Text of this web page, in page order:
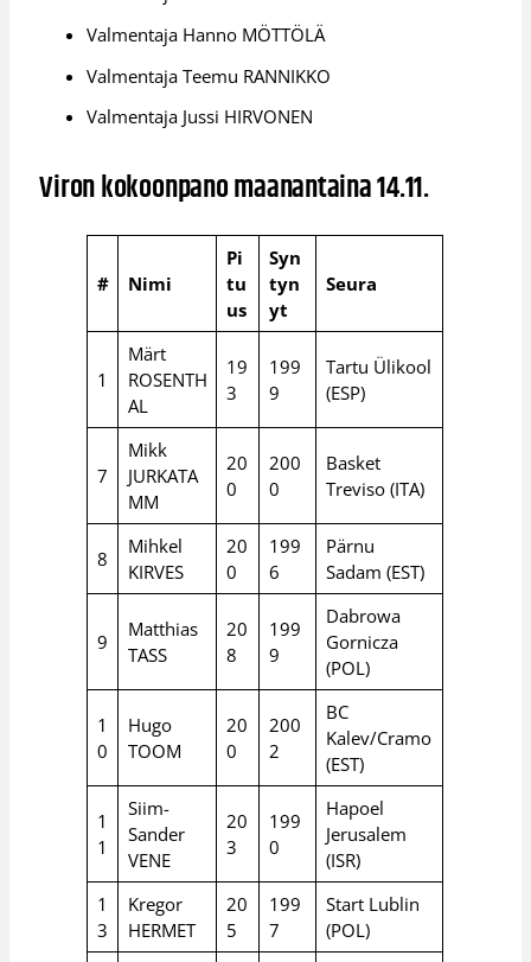
Valmentaja Hanno MÖTTÖLÄ
Valmentaja Teemu RANNIKKO
Valmentaja Jussi HIRVONEN
Viron kokoonpano maanantaina 14.11.
# Nimi
Pi
tu
us
Syn
tyn
yt
Seura
1
Märt
ROSENTH
AL
19
3
199
9
Tartu Ülikool
(ESP)
7
Mikk
JURKATA
MM
20
0
200
0
Basket
Treviso (ITA)
8
Mihkel
KIRVES
20
0
199
6
Pärnu
Sadam (EST)
9
Matthias
TASS
20
8
199
9
Dabrowa
Gornicza
(POL)
1
0
Hugo
TOOM
20
0
200
2
BC
Kalev/Cramo
(EST)
1
1
Siim-
Sander
VENE
20
3
199
0
Hapoel
Jerusalem
(ISR)
1
3
Kregor
HERMET
20
5
199
7
Start Lublin
(POL)